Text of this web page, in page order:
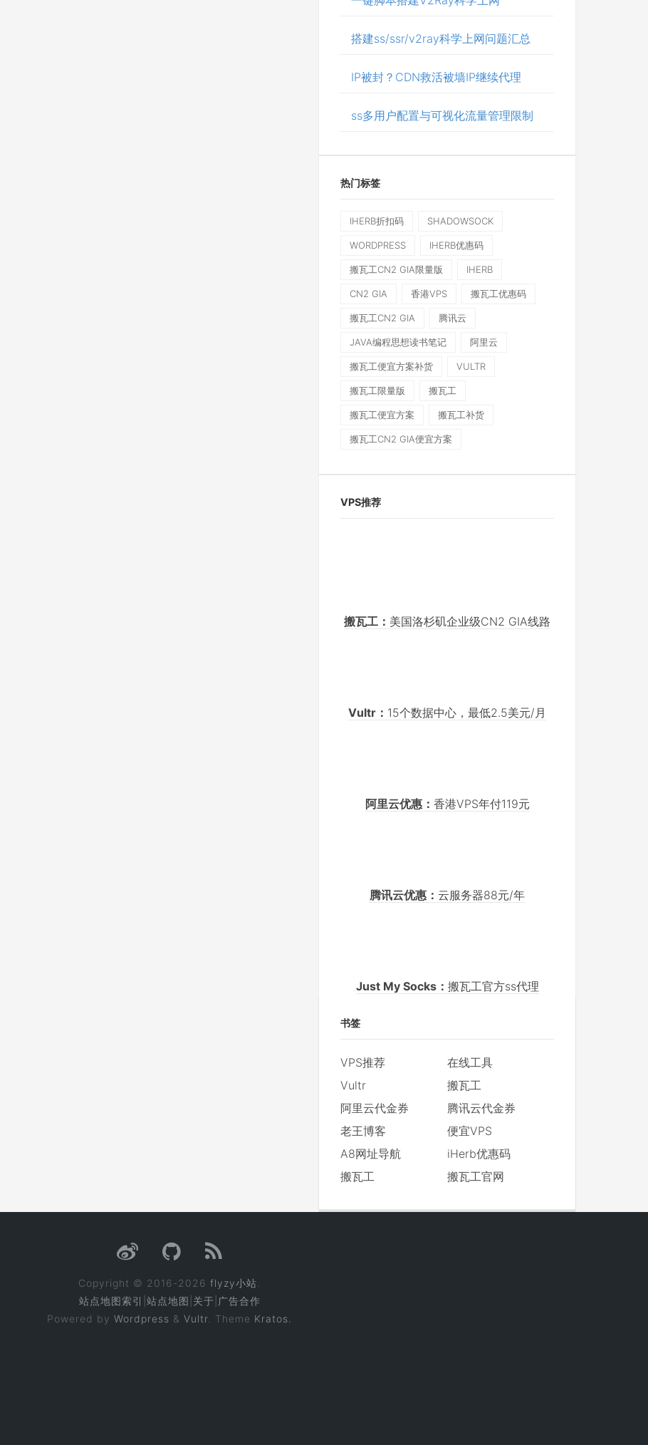
搭建ss/ssr/v2ray科学上网问题汇总
IP被封？CDN救活被墙IP继续代理
ss多用户配置与可视化流量管理限制
热门标签
IHERB折扣码 SHADOWSOCK
WORDPRESS IHERB优惠码
搬瓦工CN2 GIA限量版 IHERB
CN2 GIA 香港VPS 搬瓦工优惠码
搬瓦工CN2 GIA 腾讯云
JAVA编程思想读书笔记 阿里云
搬瓦工便宜方案补货 VULTR
搬瓦工限量版 搬瓦工
搬瓦工便宜方案 搬瓦工补货
搬瓦工CN2 GIA便宜方案
VPS推荐
搬瓦工： 美国洛杉矶企业级CN2 GIA线路
Vultr： 15个数据中心，最低2.5美元/月
阿里云优惠： 香港VPS年付119元
腾讯云优惠： 云服务器88元/年
Just My Socks： 搬瓦工官方ss代理
书签
VPS推荐
在线工具
Vultr
搬瓦工
阿里云代金券
腾讯云代金券
老王博客
便宜VPS
A8网址导航
iHerb优惠码
搬瓦工
搬瓦工官网
Copyright © 2016-2026 flyzy小站
站点地图索引 站点地图 关于 广告合作
Powered by Wordpress & Vultr . Theme Kratos.